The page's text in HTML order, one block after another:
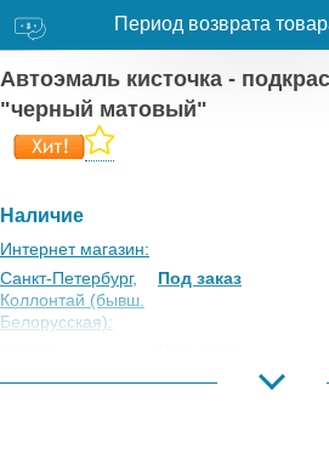
Период возврата
Автоэмаль кисточка -
"черный матовый"
Наличие
Интернет магазин:
Санкт-Петербург,
Коллонтай (бывш.
Белорусская):
Под заказ